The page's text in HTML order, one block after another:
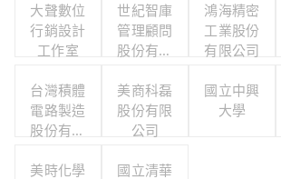
大聲數位
行銷設計
工作室
世紀智庫
管理顧問
股份有限
鴻海精密
工業股份
有限公司
台灣積體
電路製造
股份有限
美商科磊
股份有限
公司
國立中興
大學
美時化學
國立清華